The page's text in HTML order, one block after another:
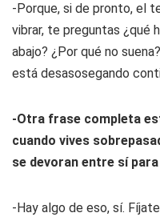
-Porque, si de pronto, el
vibrar, te preguntas ¿qué
abajo? ¿Por qué no
está desasosegando
-Otra frase completa
cuando vives
se devoran entre sí
-Hay algo de eso, sí.